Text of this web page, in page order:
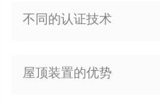
不同的认证技术
屋顶装置的优势